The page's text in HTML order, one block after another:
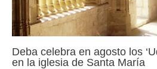
Deba celebra en agosto los
en la iglesia de Santa María